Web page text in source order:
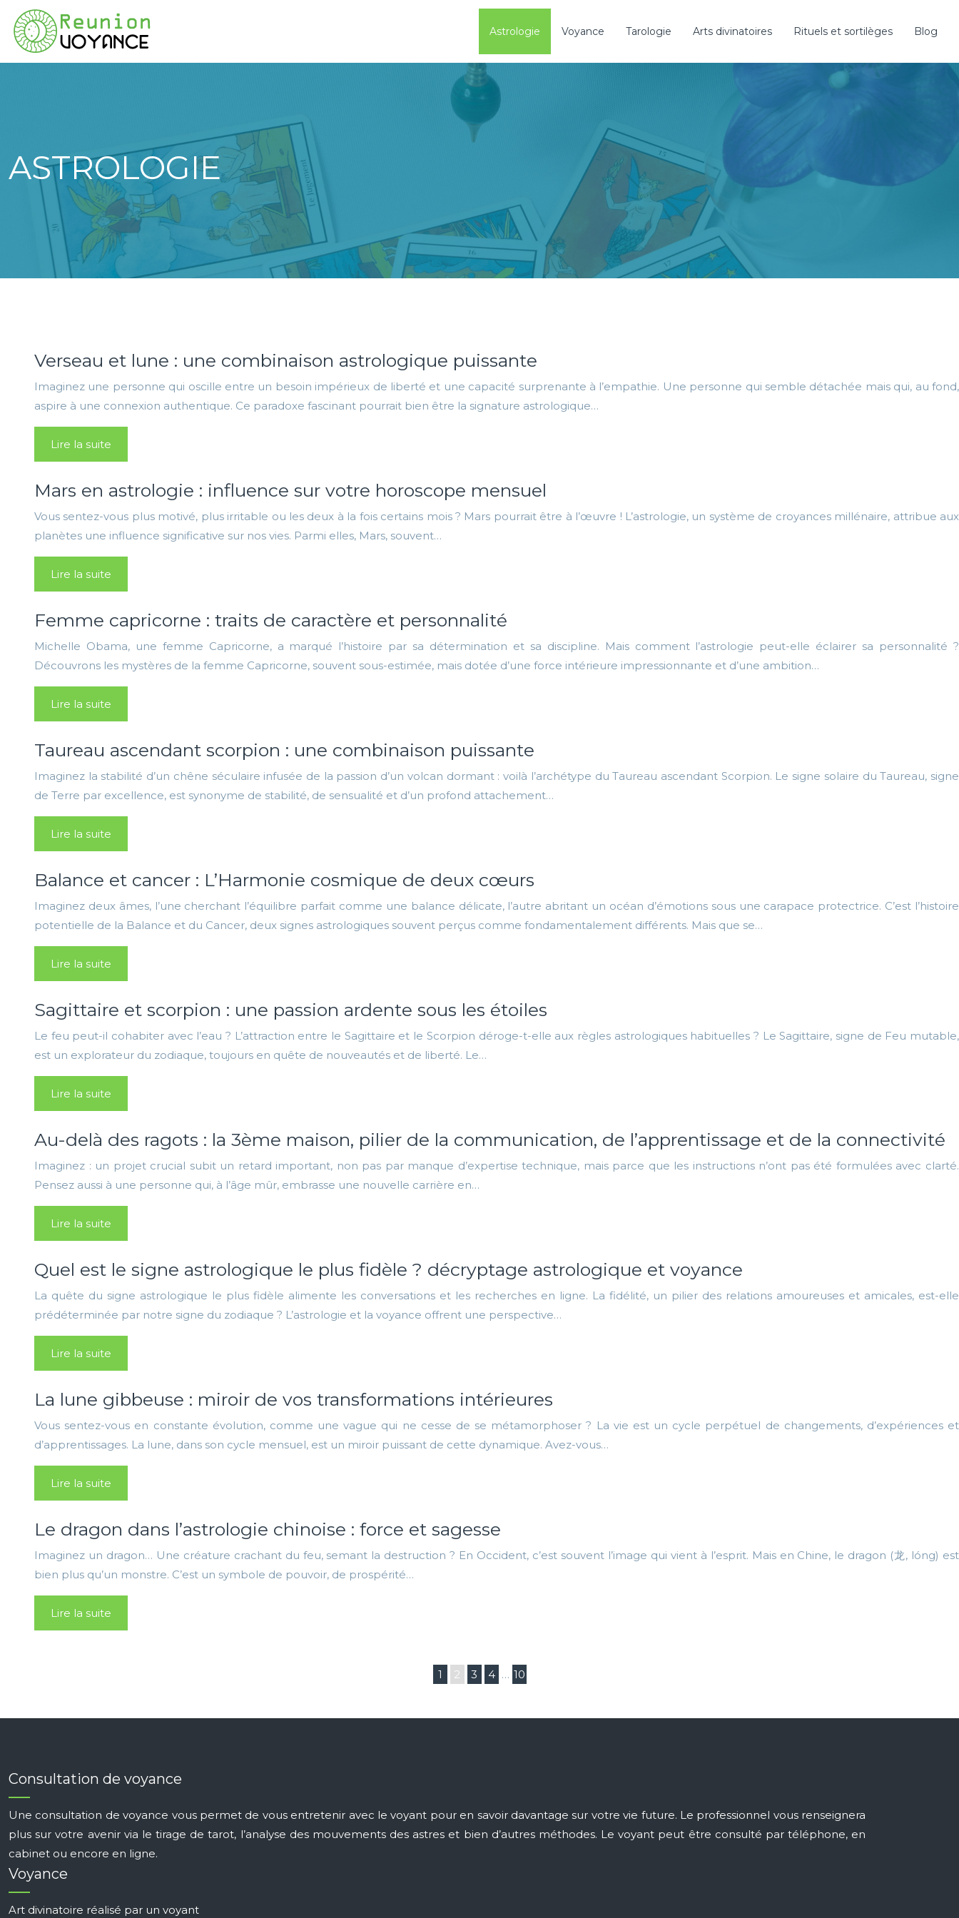
Astrologie Voyance Tarologie Arts divinatoires Rituels et sortilèges Blog
ASTROLOGIE
Verseau et lune : une combinaison astrologique puissante
Imaginez une personne qui oscille entre un besoin impérieux de liberté et une capacité surprenante à l’empathie. Une personne qui semble détachée mais qui, au fond,
aspire à une connexion authentique. Ce paradoxe fascinant pourrait bien être la signature astrologique…
Lire la suite
Mars en astrologie : influence sur votre horoscope mensuel
Vous sentez-vous plus motivé, plus irritable ou les deux à la fois certains mois ? Mars pourrait être à l’œuvre ! L’astrologie, un système de croyances millénaire, attribue aux
planètes une influence significative sur nos vies. Parmi elles, Mars, souvent…
Lire la suite
Femme capricorne : traits de caractère et personnalité
Michelle Obama, une femme Capricorne, a marqué l’histoire par sa détermination et sa discipline. Mais comment l’astrologie peut-elle éclairer sa personnalité ?
Découvrons les mystères de la femme Capricorne, souvent sous-estimée, mais dotée d’une force intérieure impressionnante et d’une ambition…
Lire la suite
Taureau ascendant scorpion : une combinaison puissante
Imaginez la stabilité d’un chêne séculaire infusée de la passion d’un volcan dormant : voilà l’archétype du Taureau ascendant Scorpion. Le signe solaire du Taureau, signe
de Terre par excellence, est synonyme de stabilité, de sensualité et d’un profond attachement…
Lire la suite
Balance et cancer : L’Harmonie cosmique de deux cœurs
Imaginez deux âmes, l’une cherchant l’équilibre parfait comme une balance délicate, l’autre abritant un océan d’émotions sous une carapace protectrice. C’est l’histoire
potentielle de la Balance et du Cancer, deux signes astrologiques souvent perçus comme fondamentalement différents. Mais que se…
Lire la suite
Sagittaire et scorpion : une passion ardente sous les étoiles
Le feu peut-il cohabiter avec l’eau ? L’attraction entre le Sagittaire et le Scorpion déroge-t-elle aux règles astrologiques habituelles ? Le Sagittaire, signe de Feu mutable,
est un explorateur du zodiaque, toujours en quête de nouveautés et de liberté. Le…
Lire la suite
Au-delà des ragots : la 3ème maison, pilier de la communication, de l’apprentissage et de la connectivité
Imaginez : un projet crucial subit un retard important, non pas par manque d’expertise technique, mais parce que les instructions n’ont pas été formulées avec clarté.
Pensez aussi à une personne qui, à l’âge mûr, embrasse une nouvelle carrière en…
Lire la suite
Quel est le signe astrologique le plus fidèle ? décryptage astrologique et voyance
La quête du signe astrologique le plus fidèle alimente les conversations et les recherches en ligne. La fidélité, un pilier des relations amoureuses et amicales, est-elle
prédéterminée par notre signe du zodiaque ? L’astrologie et la voyance offrent une perspective…
Lire la suite
La lune gibbeuse : miroir de vos transformations intérieures
Vous sentez-vous en constante évolution, comme une vague qui ne cesse de se métamorphoser ? La vie est un cycle perpétuel de changements, d’expériences et
d’apprentissages. La lune, dans son cycle mensuel, est un miroir puissant de cette dynamique. Avez-vous…
Lire la suite
Le dragon dans l’astrologie chinoise : force et sagesse
Imaginez un dragon… Une créature crachant du feu, semant la destruction ? En Occident, c’est souvent l’image qui vient à l’esprit. Mais en Chine, le dragon (龙, lóng) est
bien plus qu’un monstre. C’est un symbole de pouvoir, de prospérité…
Lire la suite
1 2 3 4 … 10
Consultation de voyance
Une consultation de voyance vous permet de vous entretenir avec le voyant pour en savoir davantage sur votre vie future. Le professionnel vous renseignera
plus sur votre avenir via le tirage de tarot, l’analyse des mouvements des astres et bien d’autres méthodes. Le voyant peut être consulté par téléphone, en
cabinet ou encore en ligne.
Voyance
Art divinatoire réalisé par un voyant